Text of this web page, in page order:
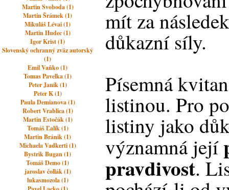
Martin Svoboda (1)
Martin Šrámek (1)
Mikuláš Lévai (1)
Martin Hudec (1)
Igor Krist (1)
Slovenský ochranný zväz autorský
(1)
Emil Vaňko (1)
Tomas Pavelka (1)
Peter Janík (1)
Peter K (1)
Paula Demianova (1)
Robert Vrablica (1)
Martin Estočák (1)
Tomáš Ľalík (1)
Martin Bránik (1)
Michaela Vadkerti (1)
Bystrik Bugan (1)
Tomáš Demo (1)
jaroslav čollák (1)
lukasmozola (1)
mít za
důkazní síly.
Písemná
listinou. Pro
listiny jako
významná její
pravdivost.